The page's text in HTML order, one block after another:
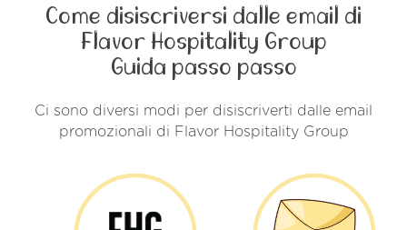
Come disiscriversi dalle email di
Flavor Hospitality Group
Guida passo passo
Ci sono diversi modi per disiscriverti dalle email
promozionali di Flavor Hospitality Group